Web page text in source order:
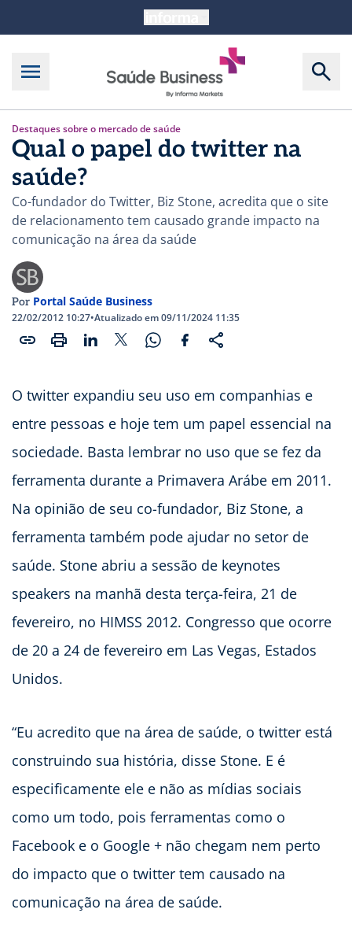
Destaques sobre o mercado de saúde
Qual o papel do twitter na
saúde?
Co-fundador do Twitter, Biz Stone, acredita que o site
de relacionamento tem causado grande impacto na
comunicação na área da saúde
Por Portal Saúde Business
22/02/2012 10:27•Atualizado em 09/11/2024 11:35
O twitter expandiu seu uso em companhias e
entre pessoas e hoje tem um papel essencial na
sociedade. Basta lembrar no uso que se fez da
ferramenta durante a Primavera Arábe em 2011.
Na opinião de seu co-fundador, Biz Stone, a
ferramenta também pode ajudar no setor de
saúde. Stone abriu a sessão de keynotes
speakers na manhã desta terça-feira, 21 de
fevereiro, no HIMSS 2012. Congresso que ocorre
de 20 a 24 de fevereiro em Las Vegas, Estados
Unidos.
“Eu acredito que na área de saúde, o twitter está
construindo sua história, disse Stone. E é
especificamente ele e não as mídias sociais
como um todo, pois ferramentas como o
Facebook e o Google + não chegam nem perto
do impacto que o twitter tem causado na
comunicação na área de saúde.